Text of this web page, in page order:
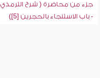
جزء من محاضرة ( شرح الترمذي
- باب الاستنجاء بالحجرين [5])